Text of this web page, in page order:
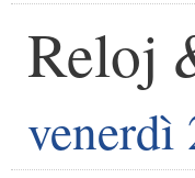
Reloj
venerdì